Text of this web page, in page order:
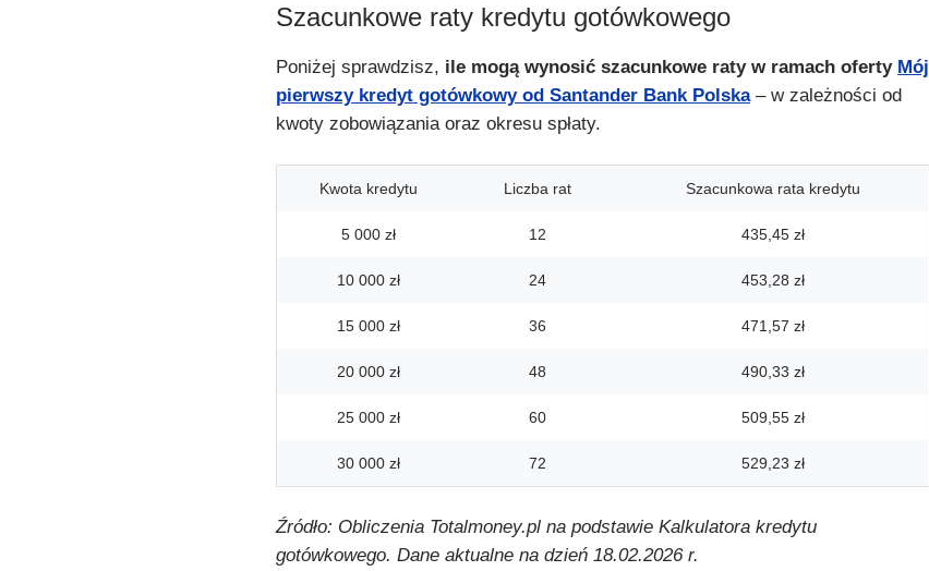
Szacunkowe raty kredytu gotówkowego
Poniżej sprawdzisz, ile mogą wynosić szacunkowe raty w ramach oferty Mój
pierwszy kredyt gotówkowy od Santander Bank Polska – w zależności od
kwoty zobowiązania oraz okresu spłaty.
Kwota kredytu Liczba rat Szacunkowa rata kredytu
5 000 zł 12 435,45 zł
10 000 zł 24 453,28 zł
15 000 zł 36 471,57 zł
20 000 zł 48 490,33 zł
25 000 zł 60 509,55 zł
30 000 zł 72 529,23 zł
Źródło: Obliczenia Totalmoney.pl na podstawie Kalkulatora kredytu
gotówkowego. Dane aktualne na dzień 18.02.2026 r.